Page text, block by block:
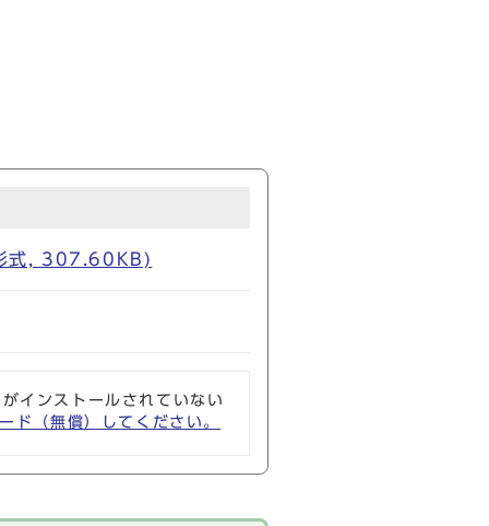
式, 307.60KB)
インストールされていない
（無償）してください。